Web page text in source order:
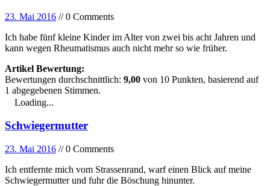
23. Mai 2016 // 0 Comments
Ich habe fünf kleine Kinder im Alter von zwei bis acht Jahren und
kann wegen Rheumatismus auch nicht mehr so wie früher.
Artikel Bewertung:
Bewertungen durchschnittlich: 9,00 von 10 Punkten, basierend auf
1 abgegebenen Stimmen.
Loading...
Schwiegermutter
23. Mai 2016 // 0 Comments
Ich entfernte mich vom Strassenrand, warf einen Blick auf meine
Schwiegermutter und fuhr die Böschung hinunter.